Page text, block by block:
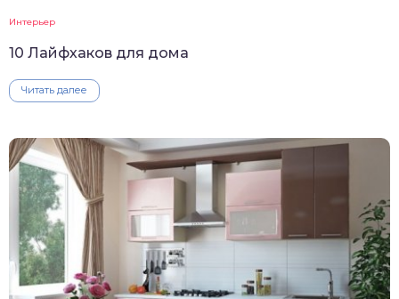
Интерьер
10 Лайфхаков для дома
Читать далее